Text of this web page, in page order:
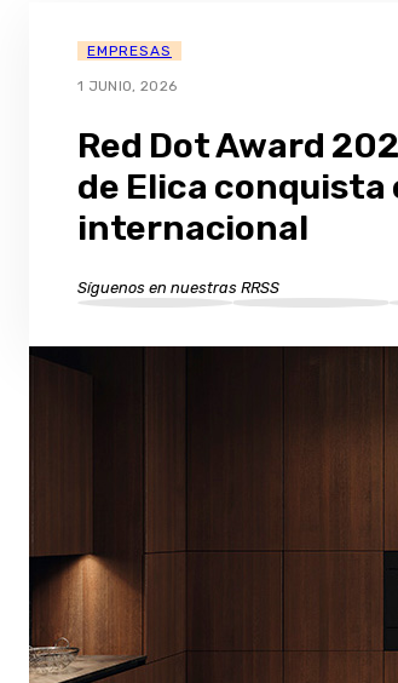
EMPRESAS
1 JUNIO, 2026
Red Dot Award
de Elica conquista
internacional
Síguenos en nuestras RRSS